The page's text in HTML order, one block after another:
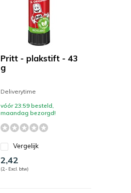
Pritt - plakstift - 43
g
Deliverytime
vóór 23:59 besteld,
maandag bezorgd!
Vergelijk
2,42
(2,- Excl. btw)